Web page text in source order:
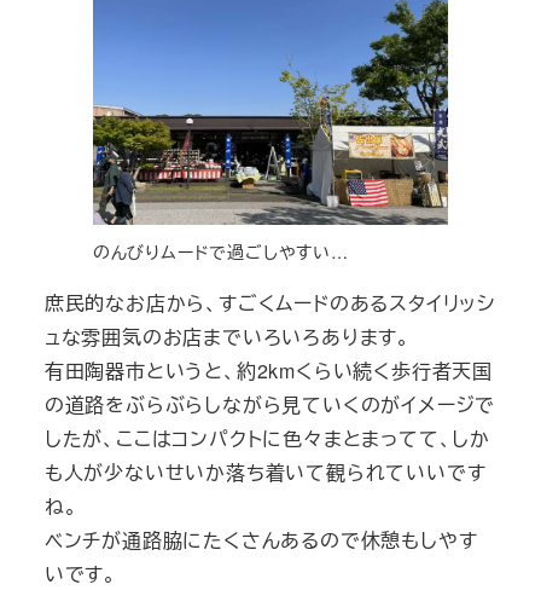
のんびりムードで過ごしやすい…
庶民的なお店から、すごくムードのあるスタイリッシ
ュな雰囲気のお店までいろいろあります。
有田陶器市というと、約2kmくらい続く歩行者天国
の道路をぶらぶらしながら見ていくのがイメージで
したが、ここはコンパクトに色々まとまってて、しか
も人が少ないせいか落ち着いて観られていいです
ね。
ベンチが通路脇にたくさんあるので休憩もしやす
いです。